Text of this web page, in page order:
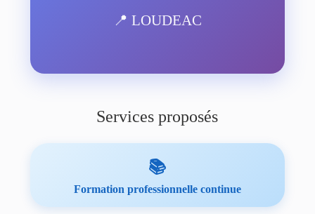
📍 LOUDEAC
Services proposés
📚
Formation professionnelle continue